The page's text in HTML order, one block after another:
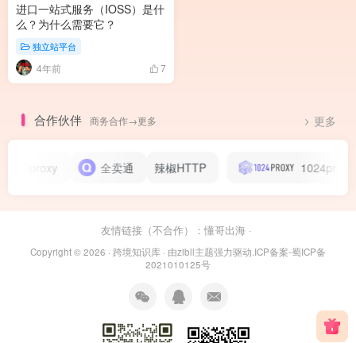
进口一站式服务（IOSS）是什
么？为什么需要它？
独立站平台
4年前 7
合作伙伴 商务合作→更多 更多
全卖通 辣椒HTTP 1024proxy
友情链接（不合作）： 懂哥出海 ·
Copyright © 2026 · 跨境知识库 · 由zibll主题强力驱动.ICP备案-蜀ICP备
2021010125号